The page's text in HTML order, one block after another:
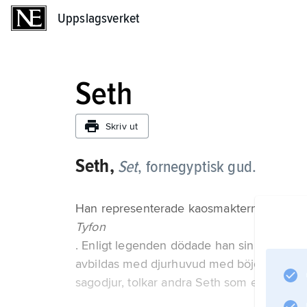
Uppslagsverket
Seth
Skriv ut
Seth, Set, fornegyptisk gud.
Han representerade kaosmakterna och
Tyfon
. Enligt legenden dödade han sin bror
avbildas med djurhuvud med böjd nos
sagodjur, tolkar andra Seth som ett